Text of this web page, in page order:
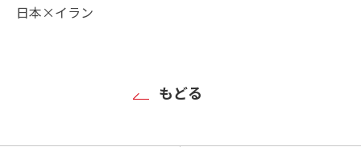
日本×イラン
もどる